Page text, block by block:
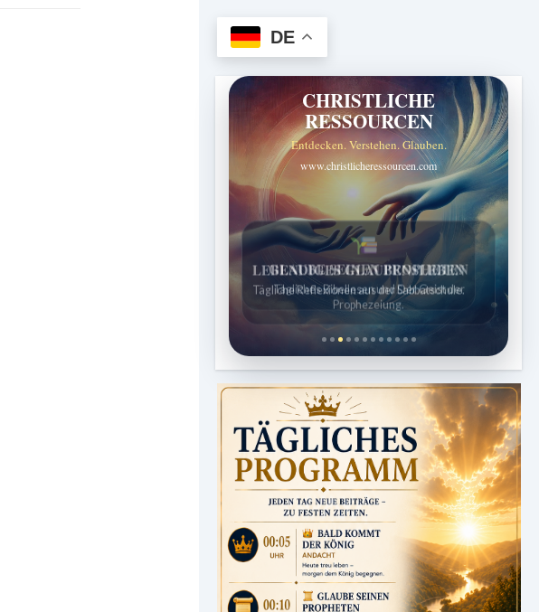
DE
CHRISTLICHE
RESSOURCEN
Entdecken. Verstehen. Glauben.
www.christlicheressourcen.com
LEBENDIGES GLAUBENSLEBEN
Tägliche Reflexionen aus der Sabbatschule.